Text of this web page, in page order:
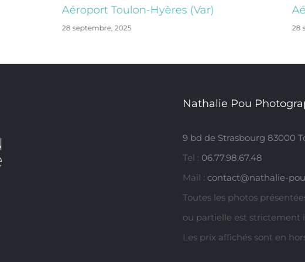
Aéroport Toulon-Hyères (Var)
28 septembre, 2025 28
Nathalie Pou
9 bd de Strasbourg 83000
Tel : 06.77.98.67.48
Mail : contact@nathalie-
Toutes les photos
ou partielle est strictement
Les prix affichés sont en